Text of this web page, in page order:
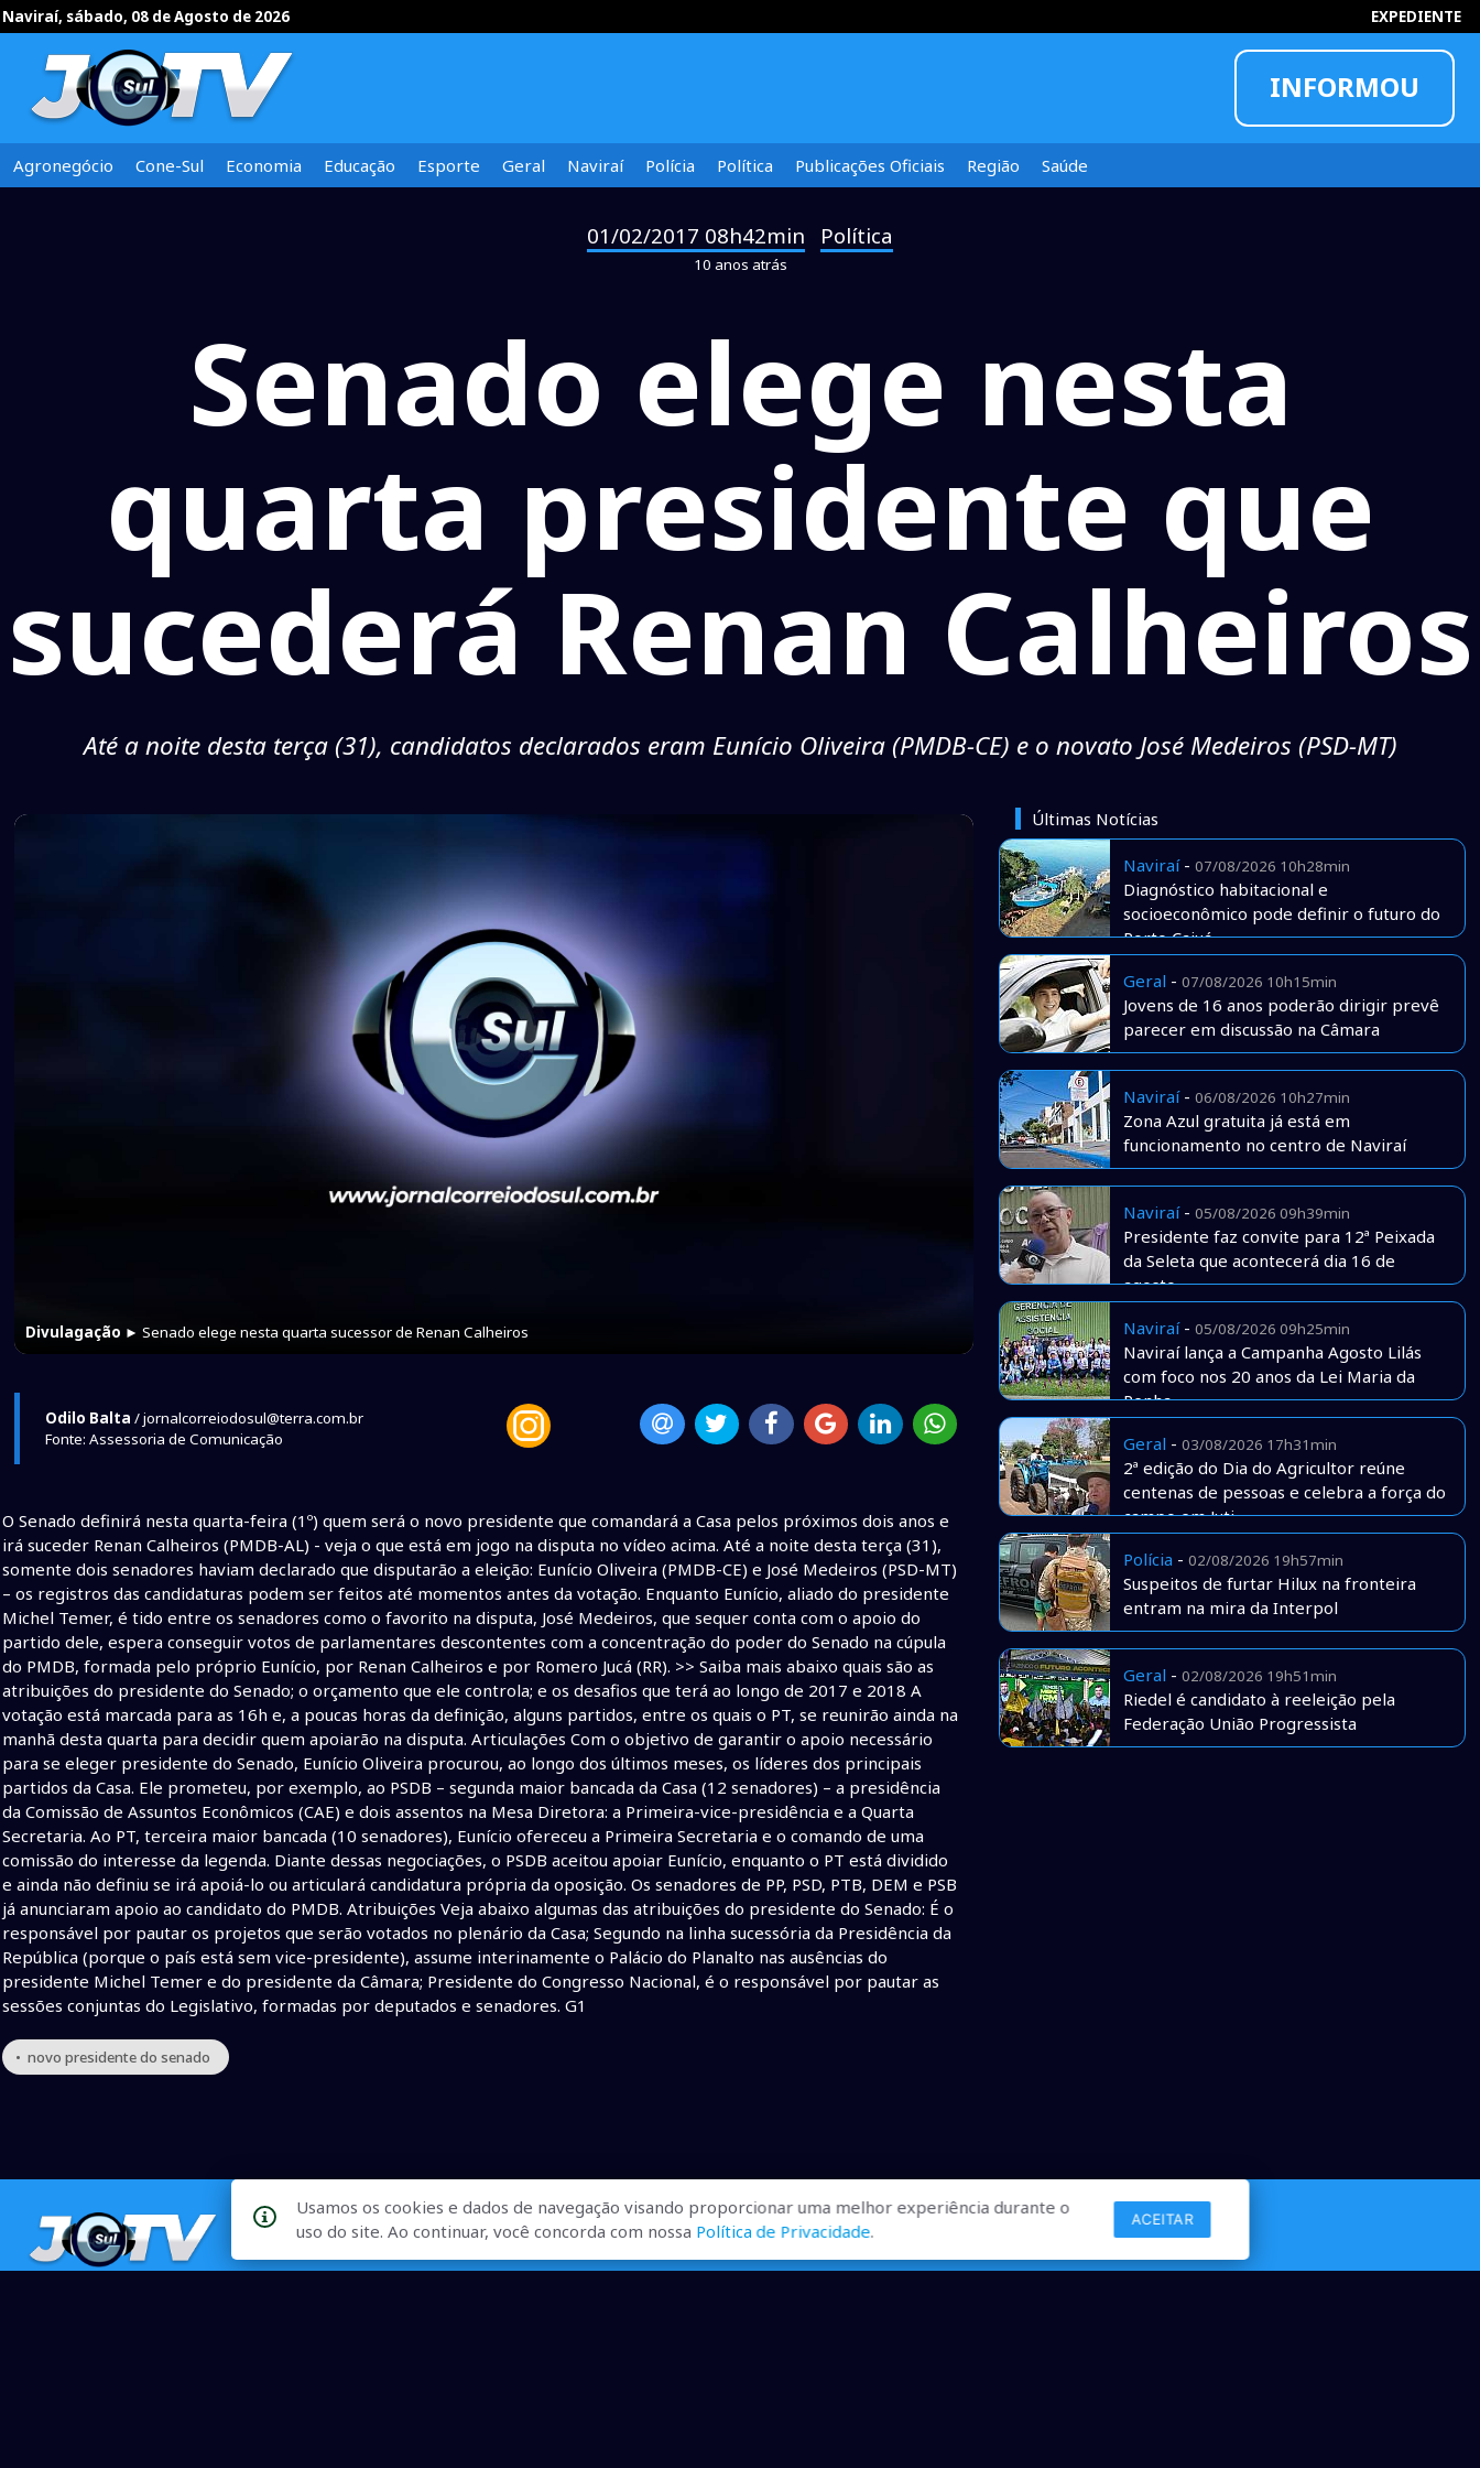
Naviraí, sábado, 08 de Agosto de 2026 EXPEDIENTE
INFORMOU
Agronegócio Cone-Sul Economia Educação Esporte Geral Naviraí Polícia Política Publicações Oficiais Região Saúde
01/02/2017 08h42min Política
10 anos atrás
Senado elege nesta
quarta presidente que
sucederá Renan Calheiros
Até a noite desta terça (31), candidatos declarados eram Eunício Oliveira (PMDB-CE) e o novato José Medeiros (PSD-MT)
Divulagação ► Senado elege nesta quarta sucessor de Renan Calheiros
Odilo Balta / jornalcorreiodosul@terra.com.br
Fonte: Assessoria de Comunicação
O Senado definirá nesta quarta-feira (1º) quem será o novo presidente que comandará a Casa pelos próximos dois anos e
irá suceder Renan Calheiros (PMDB-AL) - veja o que está em jogo na disputa no vídeo acima. Até a noite desta terça (31),
somente dois senadores haviam declarado que disputarão a eleição: Eunício Oliveira (PMDB-CE) e José Medeiros (PSD-MT)
– os registros das candidaturas podem ser feitos até momentos antes da votação. Enquanto Eunício, aliado do presidente
Michel Temer, é tido entre os senadores como o favorito na disputa, José Medeiros, que sequer conta com o apoio do
partido dele, espera conseguir votos de parlamentares descontentes com a concentração do poder do Senado na cúpula
do PMDB, formada pelo próprio Eunício, por Renan Calheiros e por Romero Jucá (RR). >> Saiba mais abaixo quais são as
atribuições do presidente do Senado; o orçamento que ele controla; e os desafios que terá ao longo de 2017 e 2018 A
votação está marcada para as 16h e, a poucas horas da definição, alguns partidos, entre os quais o PT, se reunirão ainda na
manhã desta quarta para decidir quem apoiarão na disputa. Articulações Com o objetivo de garantir o apoio necessário
para se eleger presidente do Senado, Eunício Oliveira procurou, ao longo dos últimos meses, os líderes dos principais
partidos da Casa. Ele prometeu, por exemplo, ao PSDB – segunda maior bancada da Casa (12 senadores) – a presidência
da Comissão de Assuntos Econômicos (CAE) e dois assentos na Mesa Diretora: a Primeira-vice-presidência e a Quarta
Secretaria. Ao PT, terceira maior bancada (10 senadores), Eunício ofereceu a Primeira Secretaria e o comando de uma
comissão do interesse da legenda. Diante dessas negociações, o PSDB aceitou apoiar Eunício, enquanto o PT está dividido
e ainda não definiu se irá apoiá-lo ou articulará candidatura própria da oposição. Os senadores de PP, PSD, PTB, DEM e PSB
já anunciaram apoio ao candidato do PMDB. Atribuições Veja abaixo algumas das atribuições do presidente do Senado: É o
responsável por pautar os projetos que serão votados no plenário da Casa; Segundo na linha sucessória da Presidência da
República (porque o país está sem vice-presidente), assume interinamente o Palácio do Planalto nas ausências do
presidente Michel Temer e do presidente da Câmara; Presidente do Congresso Nacional, é o responsável por pautar as
sessões conjuntas do Legislativo, formadas por deputados e senadores. G1
• novo presidente do senado
Últimas Notícias
Naviraí- 07/08/2026 10h28min
Diagnóstico habitacional e
socioeconômico pode definir o futuro do
Porto Caiuá
Geral - 07/08/2026 10h15min
Jovens de 16 anos poderão dirigir prevê
parecer em discussão na Câmara
Naviraí- 06/08/2026 10h27min
Zona Azul gratuita já está em
funcionamento no centro de Naviraí
Naviraí- 05/08/2026 09h39min
Presidente faz convite para 12ª Peixada
da Seleta que acontecerá dia 16 de
agosto
Naviraí- 05/08/2026 09h25min
Naviraí lança a Campanha Agosto Lilás
com foco nos 20 anos da Lei Maria da
Penha
Geral - 03/08/2026 17h31min
2ª edição do Dia do Agricultor reúne
centenas de pessoas e celebra a força do
campo em Juti
Polícia - 02/08/2026 19h57min
Suspeitos de furtar Hilux na fronteira
entram na mira da Interpol
Geral - 02/08/2026 19h51min
Riedel é candidato à reeleição pela
Federação União Progressista
Comercial
Usamos os cookies e dados de navegação visando proporcionar uma melhor experiência durante o
uso do site. Ao continuar, você concorda com nossa Política de Privacidade.
ACEITAR